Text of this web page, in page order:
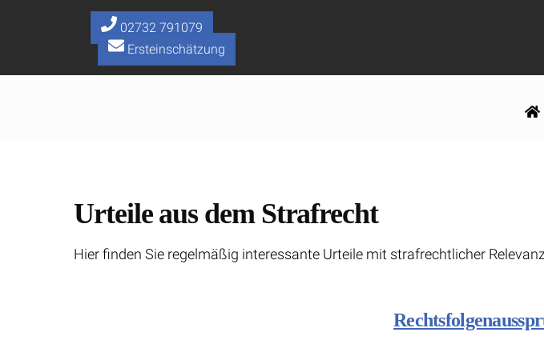
02732 791079
Ersteinschätzung
Urteile aus dem Strafrecht
Hier finden Sie regelmäßig interessante Urteile mit strafrechtlicher